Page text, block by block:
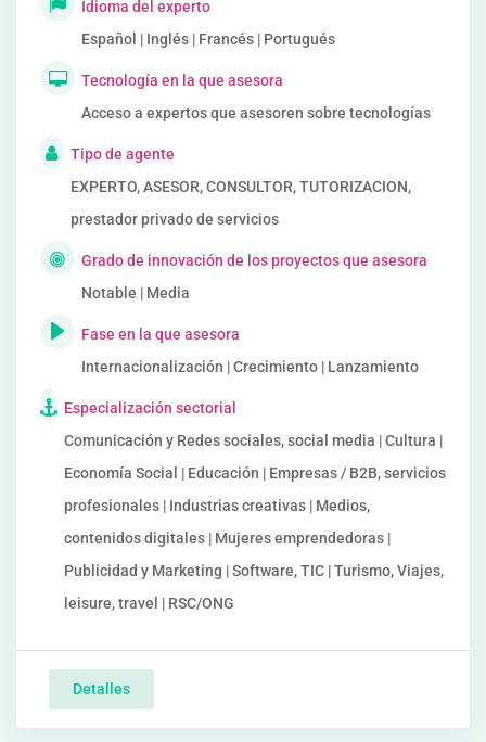
Idioma del experto
Español | Inglés | Francés | Portugués
Tecnología en la que asesora
Acceso a expertos que asesoren sobre tecnologías
Tipo de agente
EXPERTO, ASESOR, CONSULTOR, TUTORIZACION,
prestador privado de servicios
Grado de innovación de los proyectos que asesora
Notable | Media
Fase en la que asesora
Internacionalización | Crecimiento | Lanzamiento
Especialización sectorial
Comunicación y Redes sociales, social media | Cultura |
Economía Social | Educación | Empresas / B2B, servicios
profesionales | Industrias creativas | Medios,
contenidos digitales | Mujeres emprendedoras |
Publicidad y Marketing | Software, TIC | Turismo, Viajes,
leisure, travel | RSC/ONG
Detalles